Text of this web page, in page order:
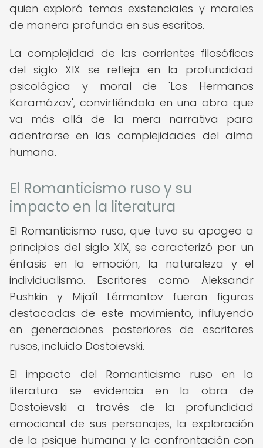
quien exploró temas existenciales y morales
de manera profunda en sus escritos.
La complejidad de las corrientes filosóficas
del siglo XIX se refleja en la profundidad
psicológica y moral de 'Los Hermanos
Karamázov', convirtiéndola en una obra que
va más allá de la mera narrativa para
adentrarse en las complejidades del alma
humana.
El Romanticismo ruso y su
impacto en la literatura
El Romanticismo ruso, que tuvo su apogeo a
principios del siglo XIX, se caracterizó por un
énfasis en la emoción, la naturaleza y el
individualismo. Escritores como Aleksandr
Pushkin y Mijaíl Lérmontov fueron figuras
destacadas de este movimiento, influyendo
en generaciones posteriores de escritores
rusos, incluido Dostoievski.
El impacto del Romanticismo ruso en la
literatura se evidencia en la obra de
Dostoievski a través de la profundidad
emocional de sus personajes, la exploración
de la psique humana y la confrontación con